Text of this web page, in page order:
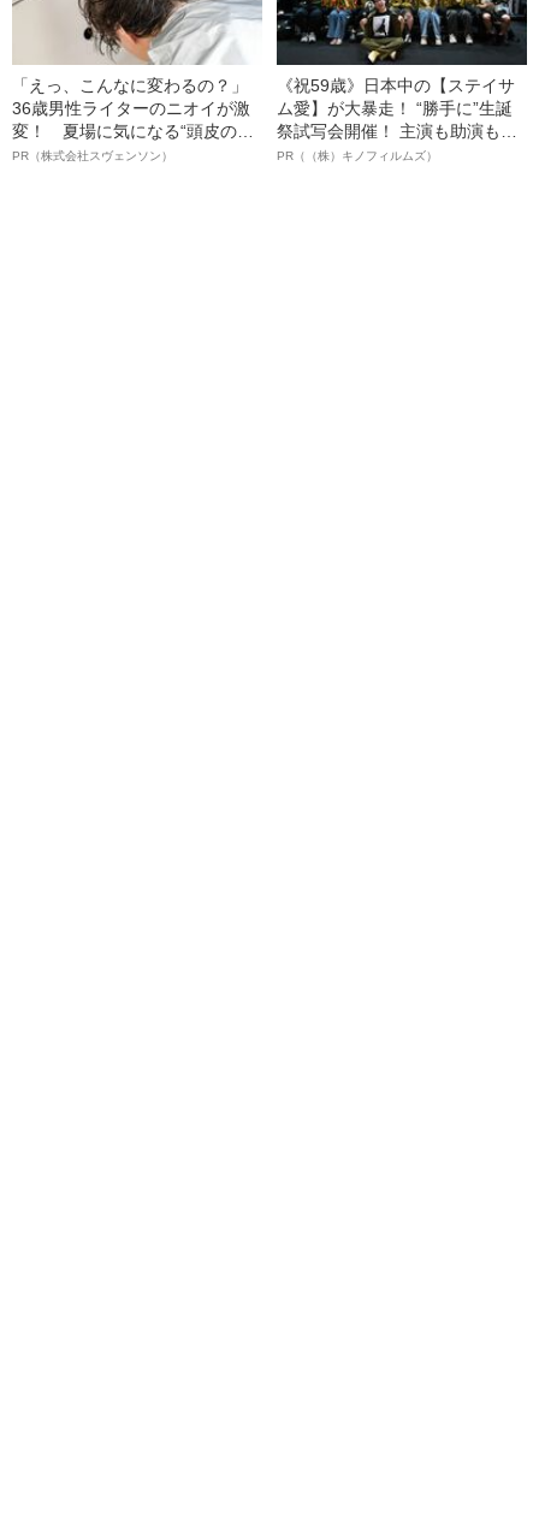
「えっ、こんなに変わるの？」
36歳男性ライターのニオイが激
変！ 夏場に気になる“頭皮のニ
オイ”や“ベタつき”を解消す
PR（株式会社スヴェンソン）
《祝59歳》日本中の【ステイサ
ム愛】が大暴走！ “勝手に”生誕
祭試写会開催！ 主演も助演も全
部ステイサム！「ステサミー
PR（（株）キノフィルムズ）